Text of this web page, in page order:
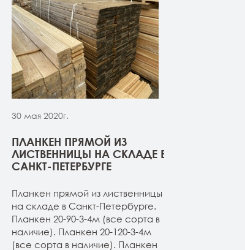
30 мая 2020г.
ПЛАНКЕН ПРЯМОЙ ИЗ
ЛИСТВЕННИЦЫ НА СКЛАДЕ В
САНКТ-ПЕТЕРБУРГЕ
Планкен прямой из лиственницы
на складе в Санкт-Петербурге.
Планкен 20-90-3-4м (все сорта в
наличие). Планкен 20-120-3-4м
(все сорта в наличие). Планкен